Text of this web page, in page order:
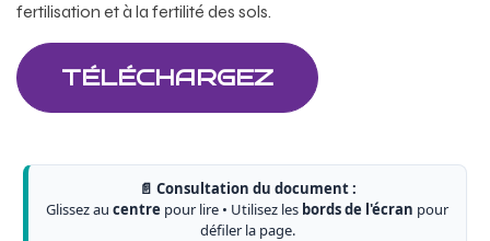
fertilisation et à la fertilité des sols.
TÉLÉCHARGEZ
📄 Consultation du document :
Glissez au centre pour lire • Utilisez les bords de l'écran pour
défiler la page.